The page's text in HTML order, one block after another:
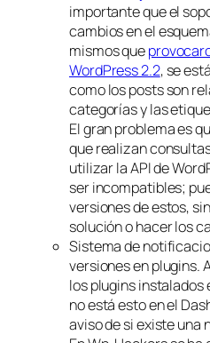
importante que el
cambios en el
mismos que
WordPress 2.2, se
como los posts son
categorías y las
El gran problema es
que realizan
utilizar la API de
ser incompatibles;
versiones de estos,
solución o hacer los
Sistema de
versiones en plugins.
los plugins instalados
no está esto en el
aviso de si existe una